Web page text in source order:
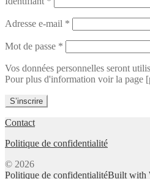
Adresse e-mail *
Mot de passe *
Vos données personnelles seront
Pour plus d'information voir la page
S’inscrire
Contact
Politique de confidentialité
© 2026
Politique de confidentialitéBuilt with